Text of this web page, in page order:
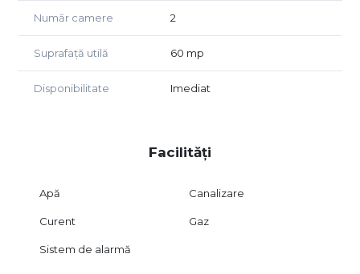
magazin nealimentar. De asemenea, dispune de o zonă
ieși din intrarea secundară, și de o baie proprie, oferind tot
confortul necesar.
Accesul se poate face direct din stradă, ceea ce crește
Acest spațiu este o oportunitate ideală pentru
antreprenori sau profesioniști care caută un punct de
Număr camere 2
Suprafață utilă 60 mp
Disponibilitate Imediat
Facilități
Apă Canalizare
Curent Gaz
Sistem de alarmă